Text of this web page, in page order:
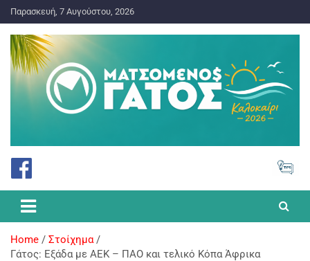
Παρασκευή, 7 Αυγούστου, 2026
Ματσωμένος Γάτος – Όλα για
το Στοίχημα
Home
Στοίχημα
Γάτος: Εξάδα με ΑΕΚ – ΠΑΟ και τελικό Κόπα Άφρικα